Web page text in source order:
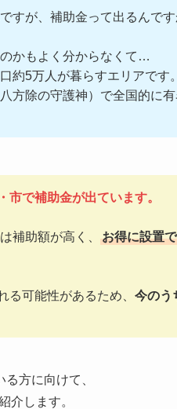
すが、補助金って出るんです
かもよく分からなくて…
約5万人が暮らすエリアです
方除の守護神）で全国的に
市で補助金が出ています。
補助額が高く、
お得に設置
る可能性があるため、 今のう
方に向けて、
介します。